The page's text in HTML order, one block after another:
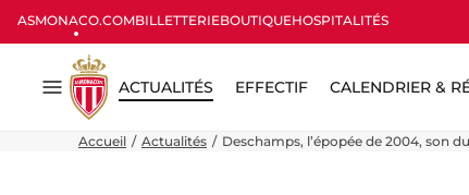
ASMONACO.COMBILLETTERIEBOUTIQUEHOSPITALITÉS
Menu
ACTUALITÉS EFFECTIF CALENDRIER &
Accueil Actualités Deschamps, l’épopée de 2004, son